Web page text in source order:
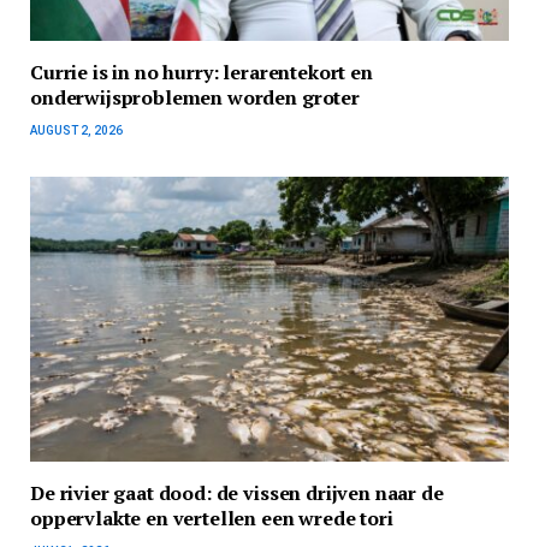
Currie is in no hurry: lerarentekort en
onderwijsproblemen worden groter
AUGUST 2, 2026
De rivier gaat dood: de vissen drijven naar de
oppervlakte en vertellen een wrede tori